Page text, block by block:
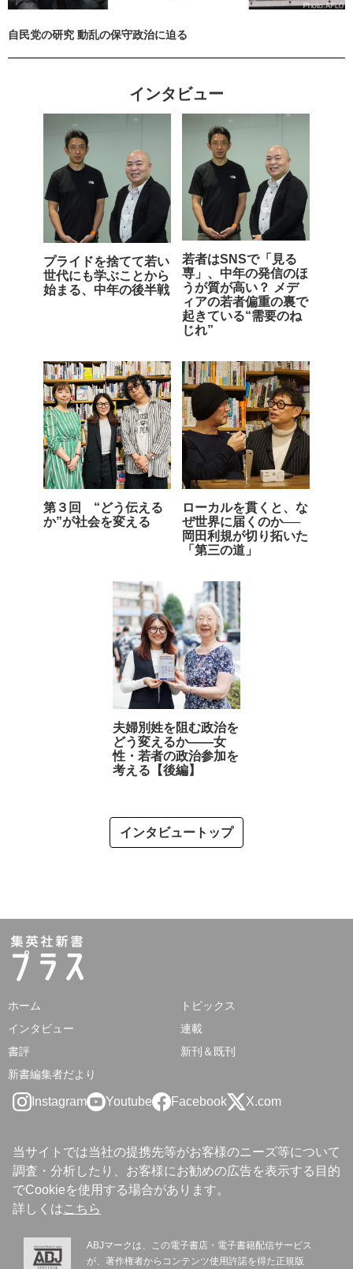
自民党の研究 動乱の保守政治に迫る
インタビュー
プライドを捨てて若い
世代にも学ぶことから
始まる、中年の後半戦
若者はSNSで「見る
専」、中年の発信のほ
うが質が高い？ メデ
ィアの若者偏重の裏で
起きている“需要のね
じれ”
第３回 “どう伝える
か”が社会を変える
ローカルを貫くと、な
ぜ世界に届くのか──
岡田利規が切り拓いた
「第三の道」
夫婦別姓を阻む政治を
どう変えるか――女
性・若者の政治参加を
考える【後編】
インタビュートップ
ホーム
トピックス
インタビュー
連載
書評
新刊＆既刊
新書編集者だより
Instagram Youtube Facebook X.com
当サイトでは当社の提携先等がお客様のニーズ等について
調査・分析したり、お客様にお勧めの広告を表示する目的
でCookieを使用する場合があります。
詳しくはこちら
ABJマークは、この電子書店・電子書籍配信サービス
が、著作権者からコンテンツ使用許諾を得た正規版